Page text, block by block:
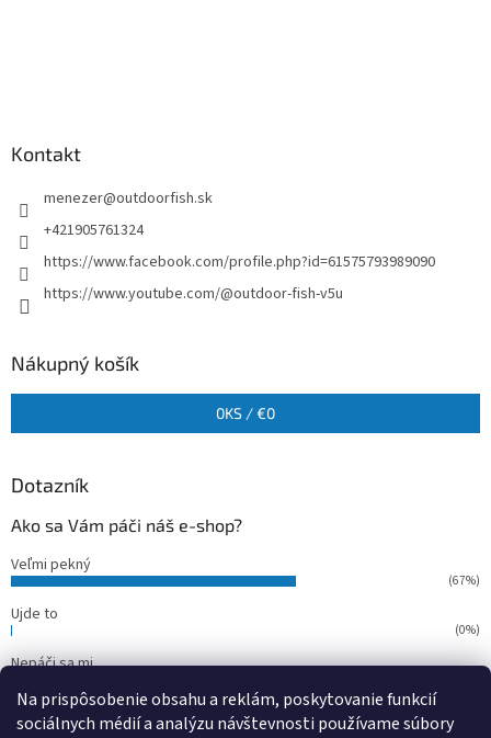
Na prispôsobenie obsahu a reklám, poskytovanie funkcií
sociálnych médií a analýzu návštevnosti používame súbory
Kontakt
menezer@outdoorfish.sk
+421905761324
https://www.facebook.com/profile.php?id=61575793989090
https://www.youtube.com/@outdoor-fish-v5u
Nákupný košík
0KS /€0
Dotazník
Ako sa Vám páči náš e-shop?
Veľmi pekný
(67%)
Ujde to
(0%)
Nepáči sa mi
Počet hlasov: 15